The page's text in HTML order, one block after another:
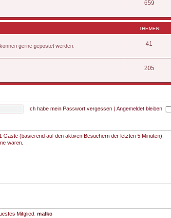
659
THEMEN
gerne gepostet werden.
41
205
Ich habe mein Passwort vergessen | Angemeldet bleiben
(basierend auf den aktiven Besuchern der letzten 5 Minuten)
waren.
Mitglied: malko